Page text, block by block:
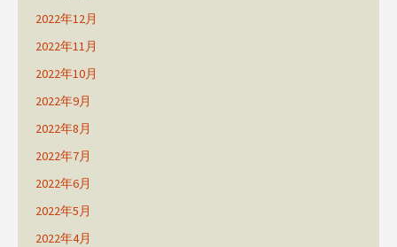
2022年12月
2022年11月
2022年10月
2022年9月
2022年8月
2022年7月
2022年6月
2022年5月
2022年4月